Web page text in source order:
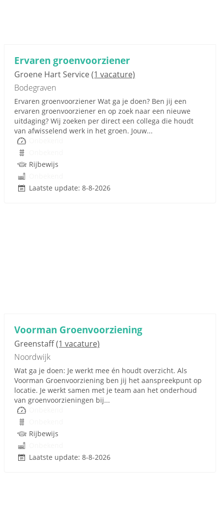
Ervaren groenvoorziener
Groene Hart Service(1 vacature)
Bodegraven
Ervaren groenvoorziener Wat ga je doen? Ben jij een
ervaren groenvoorziener en op zoek naar een nieuwe
uitdaging? Wij zoeken per direct een collega die houdt
van afwisselend werk in het groen. Jouw...
Rijbewijs
Laatste update: 8-8-2026
Voorman Groenvoorziening
Greenstaff(1 vacature)
Noordwijk
Wat ga je doen: Je werkt mee én houdt overzicht. Als
Voorman Groenvoorziening ben jij het aanspreekpunt op
locatie. Je werkt samen met je team aan het onderhoud
van groenvoorzieningen bij...
Rijbewijs
Laatste update: 8-8-2026